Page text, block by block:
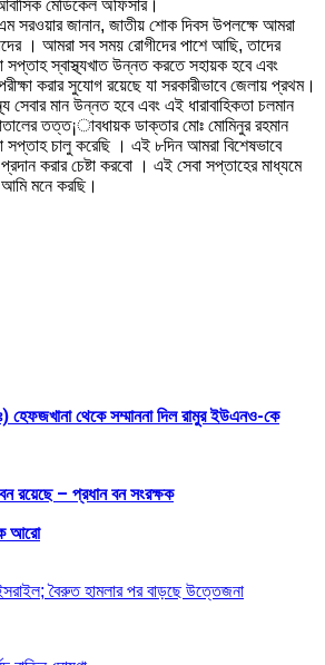
মেডিকেল অফিসার।
এম সরওয়ার জানান, জাতীয় শোক দিবস উপলক্ষে আমরা
। আমরা সব সময় রোগীদের পাশে আছি, তাদের
স্বাস্থ্যখাত উন্নত করতে সহায়ক হবে এবং
করার সুযোগ রয়েছে যা সরকারীভাবে জেলায় প্রথম।
সেবার মান উন্নত হবে এবং এই ধারাবাহিকতা চলমান
তত্ত¡াবধায়ক ডাক্তার মোঃ মোমিনুর রহমান
সপ্তাহ চালু করেছি । এই ৮দিন আমরা বিশেষভাবে
প্রদান করার চেষ্টা করবো । এই সেবা সপ্তাহের মাধ্যমে
আমি মনে করছি।
হেফজখানা থেকে সম্মাননা দিল রামুর ইউএনও-কে
রয়েছে – প্রধান বন সংরক্ষক
আরো
ইসরাইল; বৈরুত হামলার পর বাড়ছে উত্তেজনা